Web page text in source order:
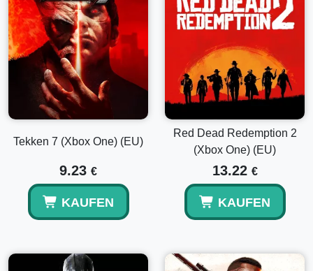
Tekken 7 (Xbox One) (EU)
9.23 €
KAUFEN
Red Dead Redemption 2
(Xbox One) (EU)
13.22 €
KAUFEN